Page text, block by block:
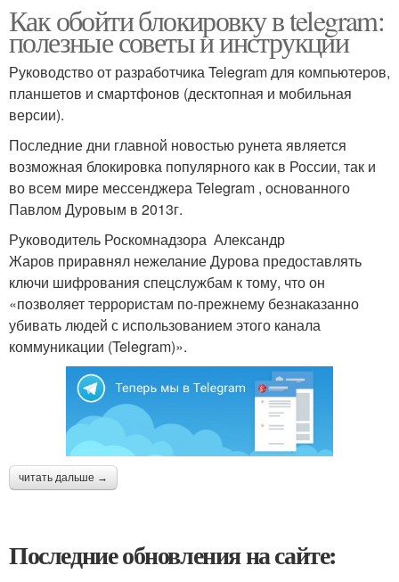
Как обойти блокировку в telegram:
полезные советы и инструкции
Руководство от разработчика Telegram для компьютеров,
планшетов и смартфонов (десктопная и мобильная
версии).
Последние дни главной новостью рунета является
возможная блокировка популярного как в России, так и
во всем мире мессенджера Telegram , основанного
Павлом Дуровым в 2013г.
Руководитель Роскомнадзора Александр
Жаров приравнял нежелание Дурова предоставлять
ключи шифрования спецслужбам к тому, что он
«позволяет террористам по-прежнему безнаказанно
убивать людей с использованием этого канала
коммуникации (Telegram)».
читать дальше →
Последние обновления на сайте: